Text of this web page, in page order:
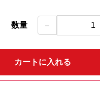
数量 － 1
カートに入れる